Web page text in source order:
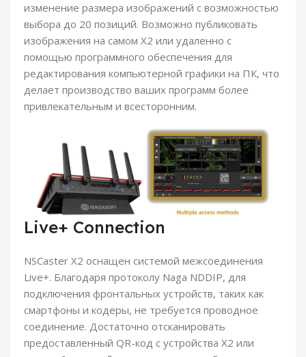
изменение размера изображений с возможностью
выбора до 20 позиций. Возможно публиковать
изображения на самом X2 или удаленно с
помощью программного обеспечения для
редактирования компьютерной графики на ПК, что
делает производство ваших программ более
привлекательным и всесторонним.
Live+ Connection
NSCaster X2 оснащен системой межсоединения
Live+. Благодаря протоколу Naga NDDIP, для
подключения фронтальных устройств, таких как
смартфоны и кодеры, не требуется проводное
соединение. Достаточно отсканировать
предоставленный QR-код с устройства X2 или